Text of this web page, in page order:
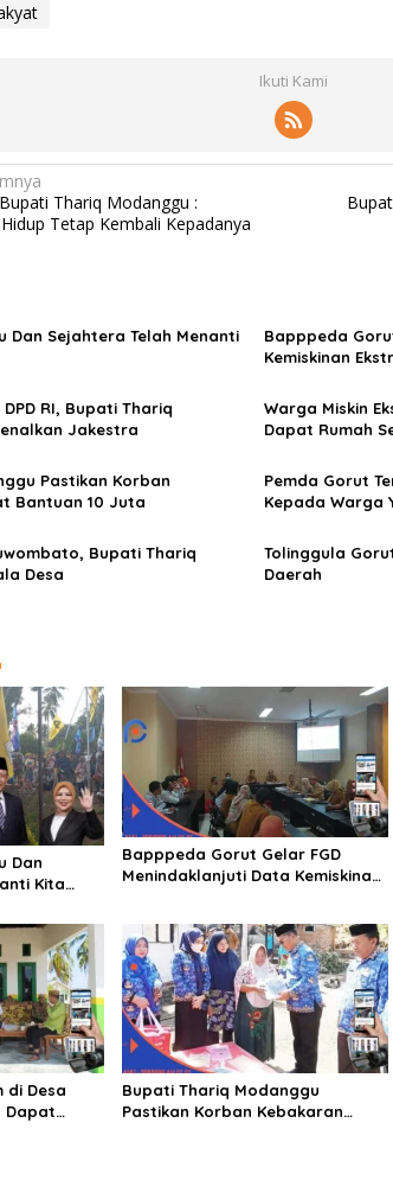
Ikuti Kami
Thariq Modanggu :
Tetap Kembali Kepadanya
Dan Sejahtera Telah Menanti
Bapppeda
Kemiskinan
RI, Bupati Thariq
Jakestra
Warga Miskin
Dapat Rumah
Pastikan Korban
Bantuan 10 Juta
Pemda Gorut
Kepada Warga
Bupati Thariq
Desa
Tolinggula
Daerah
Dan
Kita
Bapppeda Gorut Gelar FGD
Menindaklanjuti Data Kemiskinan
di Desa
Dapat
Bupati Thariq Modanggu
Pastikan Korban Kebakaran